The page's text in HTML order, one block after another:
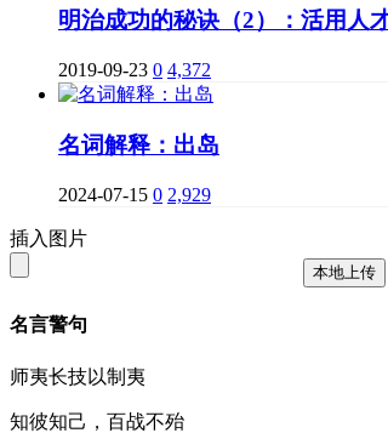
明治成功的秘诀（2）：活用人
2019-09-23 0 4,372
名词解释：出岛
2024-07-15 0 2,929
插入图片
本地上传
名言警句
师夷长技以制夷
知彼知己，百战不殆